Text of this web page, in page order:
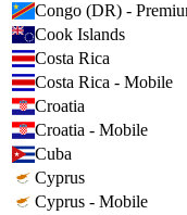
Congo (DR) -
Cook Islands
Costa Rica
Costa Rica - Mobile
Croatia
Croatia - Mobile
Cuba
Cyprus
Cyprus - Mobile